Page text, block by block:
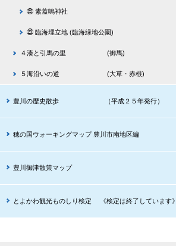
㉒ 素蓋嗚神社
㉓ 臨海埋立地 (臨海緑地公園)
４湊と引馬の里 (御馬)
５海沿いの道 (大草・赤根)
豊川の歴史散歩 （平成２５年発行）
穂の国ウォーキングマップ 豊川市南地区編
豊川御津散策マップ
とよかわ観光ものしり検定 《検定は終了しています》